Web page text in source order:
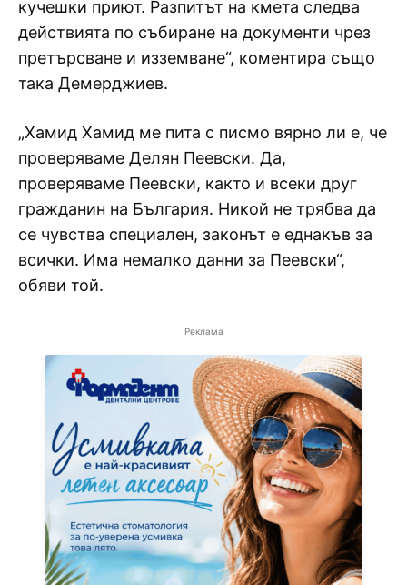
кучешки приют. Разпитът на кмета следва
действията по събиране на документи чрез
претърсване и изземване“, коментира също
така Демерджиев.
„Хамид Хамид ме пита с писмо вярно ли е, че
проверяваме Делян Пеевски. Да,
проверяваме Пеевски, както и всеки друг
гражданин на България. Никой не трябва да
се чувства специален, законът е еднакъв за
всички. Има немалко данни за Пеевски“,
обяви той.
Реклама